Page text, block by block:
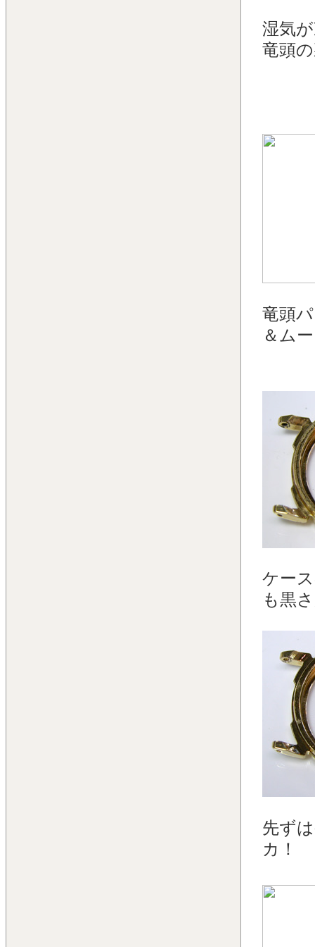
湿気
竜頭
竜頭
＆ム
ケー
も黒
先ず
カ！